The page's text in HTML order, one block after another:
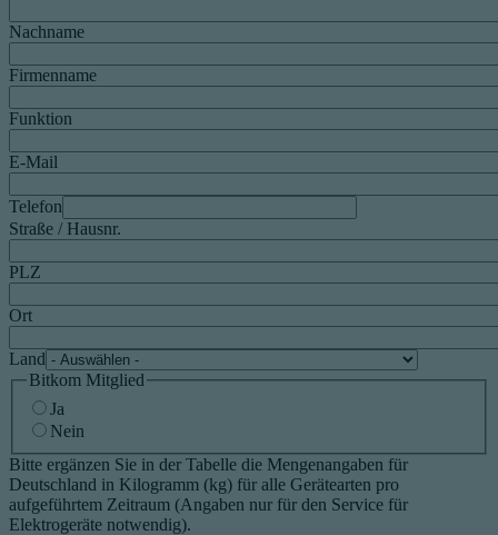
Nachname
Firmenname
Funktion
E-Mail
Telefon
Straße / Hausnr.
PLZ
Ort
Land
Bitkom Mitglied
Ja
Nein
Bitte ergänzen Sie in der Tabelle die Mengenangaben für
Deutschland in Kilogramm (kg) für alle Gerätearten pro
aufgeführtem Zeitraum (Angaben nur für den Service für
Elektrogeräte notwendig).